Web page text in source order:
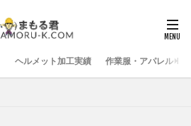
ヘルメット加工実績 作業服・アパレル